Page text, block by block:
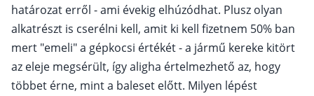
határozat erről - ami évekig elhúzódhat. Plusz olyan
alkatrészt is cserélni kell, amit ki kell fizetnem 50% ban
mert "emeli" a gépkocsi értékét - a jármű kereke kitört
az eleje megsérült, így aligha értelmezhető az, hogy
többet érne, mint a baleset előtt. Milyen lépést